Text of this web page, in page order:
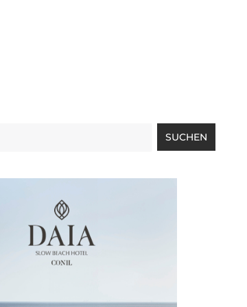
SUCHEN